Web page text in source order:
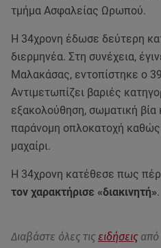
τμήμα Ασφαλείας Ωρωπού.
Η 34χρονη έδωσε δεύτερη
διερμηνέα. Στη συνέχεια,
Μαλακάσας, εντοπίστηκε ο
Αντιμετωπίζει βαριές
εξακολούθηση, σωματική
παράνομη οπλοκατοχή
μαχαίρι.
Η 34χρονη κατέθεσε πως
τον χαρακτήρισε «διακινητή».
Διαβάστε όλες τις ειδήσεις από